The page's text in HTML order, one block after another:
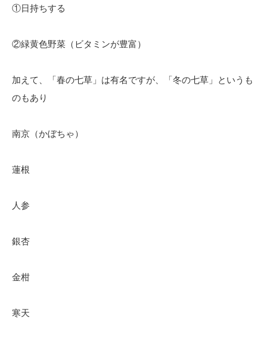
①日持ちする
②緑黄色野菜（ビタミンが豊富）
加えて、「春の七草」は有名ですが、「冬の七草」というも
のもあり
南京（かぼちゃ）
蓮根
人参
銀杏
金柑
寒天